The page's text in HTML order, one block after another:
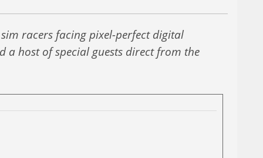
racers facing pixel-perfect digital
host of special guests direct from the